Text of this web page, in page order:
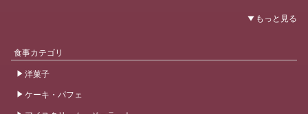
食事カテゴリ
洋菓子
ケーキ・パフェ